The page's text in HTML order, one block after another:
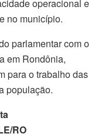
operacional e
no município.
parlamentar com o
em Rondônia,
para o trabalho das
população.
RO